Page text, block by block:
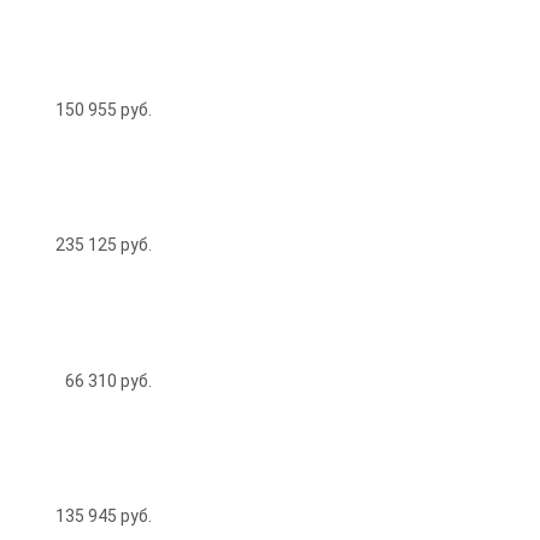
150 955 руб.
235 125 руб.
66 310 руб.
135 945 руб.